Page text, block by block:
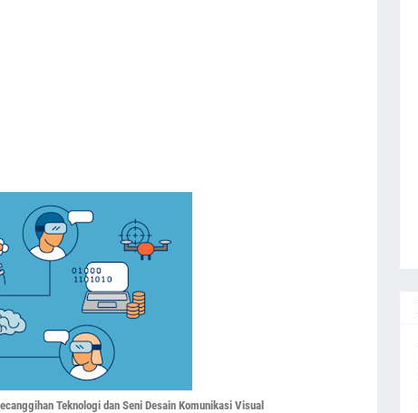
Teknologi dan Seni Desain Komunikasi Visual